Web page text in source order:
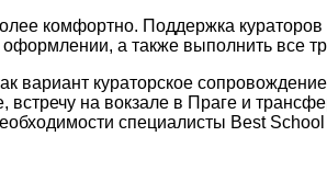
комфортно. Поддержка
а также выполнить все
вариант кураторское
на вокзале в Праге и
специалисты Best